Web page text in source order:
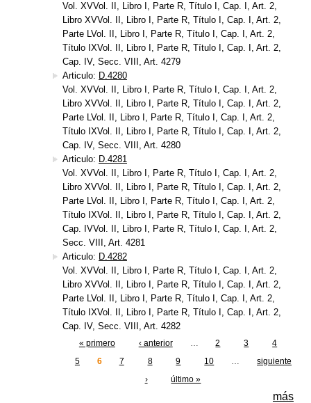
Vol. XVVol. II, Libro I, Parte R, Título I, Cap. I, Art. 2,
Libro XVVol. II, Libro I, Parte R, Título I, Cap. I, Art. 2,
Parte LVol. II, Libro I, Parte R, Título I, Cap. I, Art. 2,
Título IXVol. II, Libro I, Parte R, Título I, Cap. I, Art. 2,
Cap. IV, Secc. VIII, Art. 4279
Articulo: D.4280
Vol. XVVol. II, Libro I, Parte R, Título I, Cap. I, Art. 2,
Libro XVVol. II, Libro I, Parte R, Título I, Cap. I, Art. 2,
Parte LVol. II, Libro I, Parte R, Título I, Cap. I, Art. 2,
Título IXVol. II, Libro I, Parte R, Título I, Cap. I, Art. 2,
Cap. IV, Secc. VIII, Art. 4280
Articulo: D.4281
Vol. XVVol. II, Libro I, Parte R, Título I, Cap. I, Art. 2,
Libro XVVol. II, Libro I, Parte R, Título I, Cap. I, Art. 2,
Parte LVol. II, Libro I, Parte R, Título I, Cap. I, Art. 2,
Título IXVol. II, Libro I, Parte R, Título I, Cap. I, Art. 2,
Cap. IVVol. II, Libro I, Parte R, Título I, Cap. I, Art. 2,
Secc. VIII, Art. 4281
Articulo: D.4282
Vol. XVVol. II, Libro I, Parte R, Título I, Cap. I, Art. 2,
Libro XVVol. II, Libro I, Parte R, Título I, Cap. I, Art. 2,
Parte LVol. II, Libro I, Parte R, Título I, Cap. I, Art. 2,
Título IXVol. II, Libro I, Parte R, Título I, Cap. I, Art. 2,
Cap. IV, Secc. VIII, Art. 4282
« primero ‹ anterior … 2 3
4
5
6 7 8 9 10 …
siguiente
›
último »
más